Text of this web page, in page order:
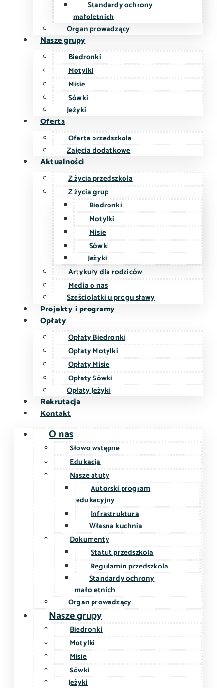
Standardy ochrony
małoletnich
Organ prowadzący
Nasze grupy
Biedronki
Motylki
Misie
Sówki
Jeżyki
Oferta
Oferta przedszkola
Zajęcia dodatkowe
Aktualności
Z życia przedszkola
Z życia grup
Biedronki
Motylki
Misie
Sówki
Jeżyki
Artykuły dla rodziców
Media o nas
Sześciolatki u progu sławy
Projekty i programy
Opłaty
Opłaty Biedronki
Opłaty Motylki
Opłaty Misie
Opłaty Sówki
Opłaty Jeżyki
Rekrutacja
Kontakt
O nas
Słowo wstępne
Edukacja
Nasze atuty
Autorski program
edukacyjny
Infrastruktura
Własna kuchnia
Dokumenty
Statut przedszkola
Regulamin przedszkola
Standardy ochrony
małoletnich
Organ prowadzący
Nasze grupy
Biedronki
Motylki
Misie
Sówki
Jeżyki